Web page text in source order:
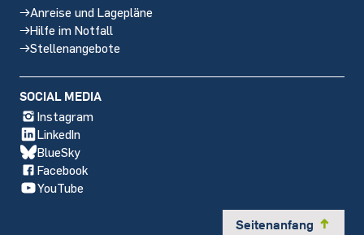
Anreise und Lagepläne
Hilfe im Notfall
Stellenangebote
SOCIAL MEDIA
Instagram
LinkedIn
BlueSky
Facebook
YouTube
Seitenanfang y